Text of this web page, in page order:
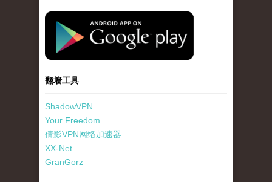
standard-icon-googleplay-app-store.png
翻墙工具
ShadowVPN
Your Freedom
倩影VPN网络加速器
XX-Net
GranGorz